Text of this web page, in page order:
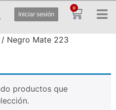
Iniciar sesión
0
Negro Mate 223
productos que